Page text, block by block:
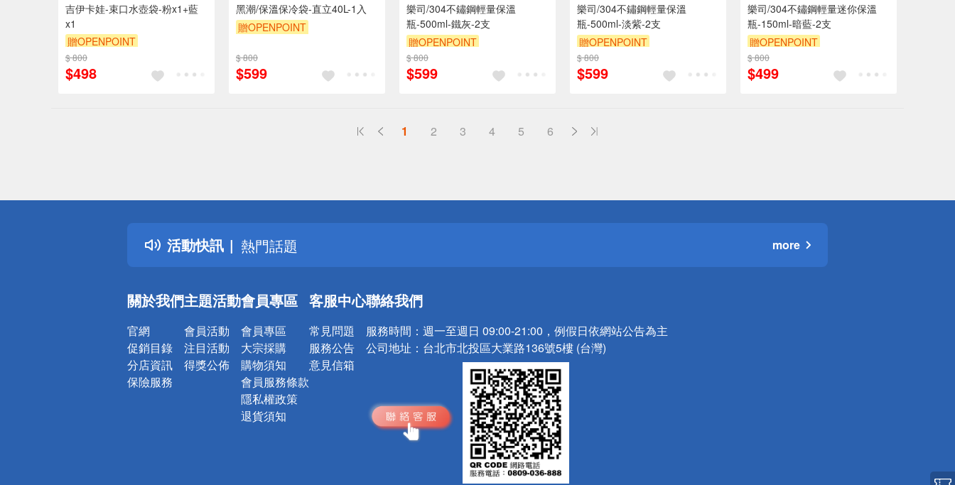
吉伊卡娃-束口水壺袋-粉x1+藍
x1
贈OPENPOINT
$ 800
$498
黑潮/保溫保冷袋-直立40L-1入
贈OPENPOINT
$ 800
$599
樂司/304不鏽鋼輕量保溫
瓶-500ml-鐵灰-2支
贈OPENPOINT
$ 800
$599
樂司/304不鏽鋼輕量保溫
瓶-500ml-淡紫-2支
贈OPENPOINT
$ 800
$599
樂司/304不鏽鋼輕量迷你保溫
瓶-150ml-暗藍-2支
贈OPENPOINT
$ 800
$499
1 2 3 4 5 6
活動快訊
詐騙網頁！請小心！
得獎公告
熱門話題
銀行優惠
詐騙網頁！請小心！
more
關於我們
官網
促銷目錄
分店資訊
保險服務
主題活動
會員活動
注目活動
得獎公佈
會員專區
會員專區
大宗採購
購物須知
會員服務條款
隱私權政策
退貨須知
客服中心
常見問題
服務公告
意見信箱
聯絡我們
服務時間： 週一至週日 09:00-21:00，例假日依網站公告為主
公司地址： 台北市北投區大業路136號5樓 (台灣)